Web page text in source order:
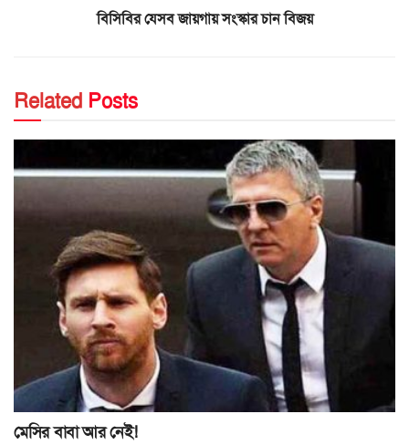
বিসিবির যেসব জায়গায় সংস্কার চান বিজয়
Related Posts
মেসির বাবা আর নেই!